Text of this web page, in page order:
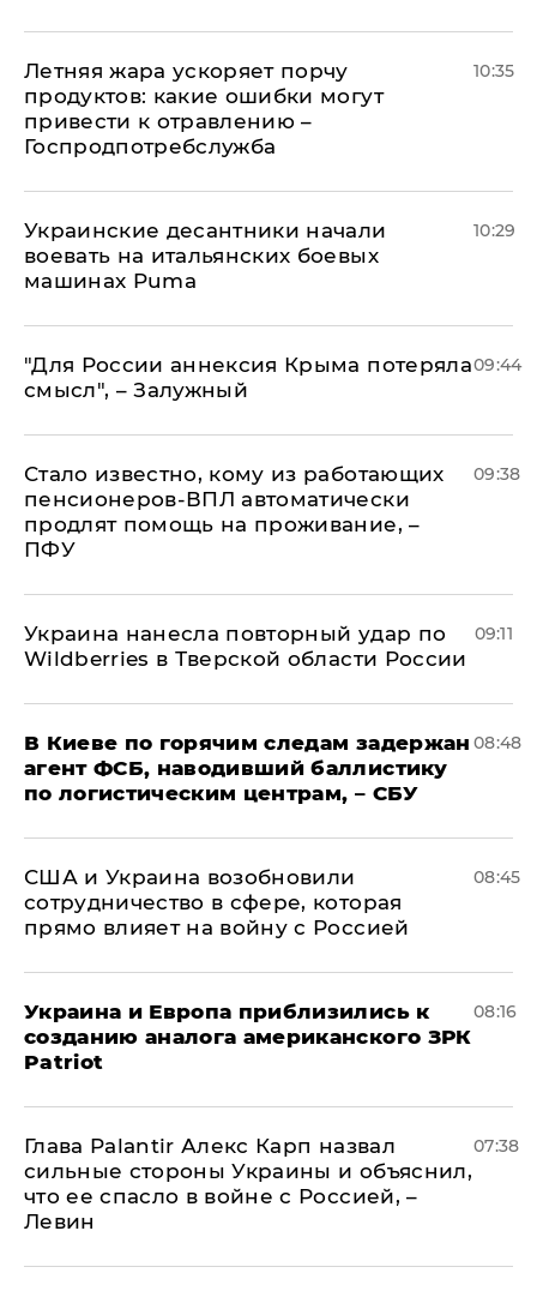
Летняя жара ускоряет порчу
продуктов: какие ошибки могут
привести к отравлению –
Госпродпотребслужба
10:35
Украинские десантники начали
воевать на итальянских боевых
машинах Puma
10:29
"Для России аннексия Крыма потеряла
смысл", – Залужный
09:44
Стало известно, кому из работающих
пенсионеров-ВПЛ автоматически
продлят помощь на проживание, –
ПФУ
09:38
Украина нанесла повторный удар по
Wildberries в Тверской области России
09:11
В Киеве по горячим следам задержан
агент ФСБ, наводивший баллистику
по логистическим центрам, – СБУ
08:48
США и Украина возобновили
сотрудничество в сфере, которая
прямо влияет на войну с Россией
08:45
Украина и Европа приблизились к
созданию аналога американского ЗРК
Patriot
08:16
Глава Palantir Алекс Карп назвал
сильные стороны Украины и объяснил,
что ее спасло в войне с Россией, –
Левин
07:38